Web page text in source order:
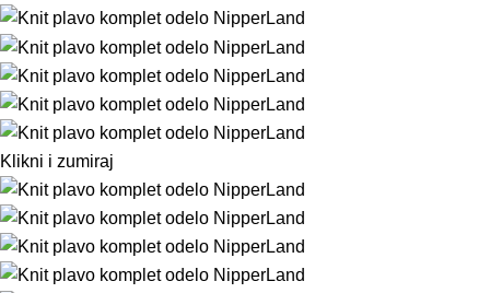
Klikni i zumiraj